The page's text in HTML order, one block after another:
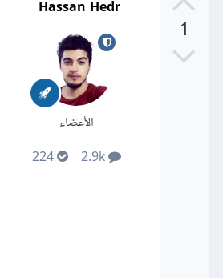
1
Hassan Hedr
الأعضاء
2.9k
224